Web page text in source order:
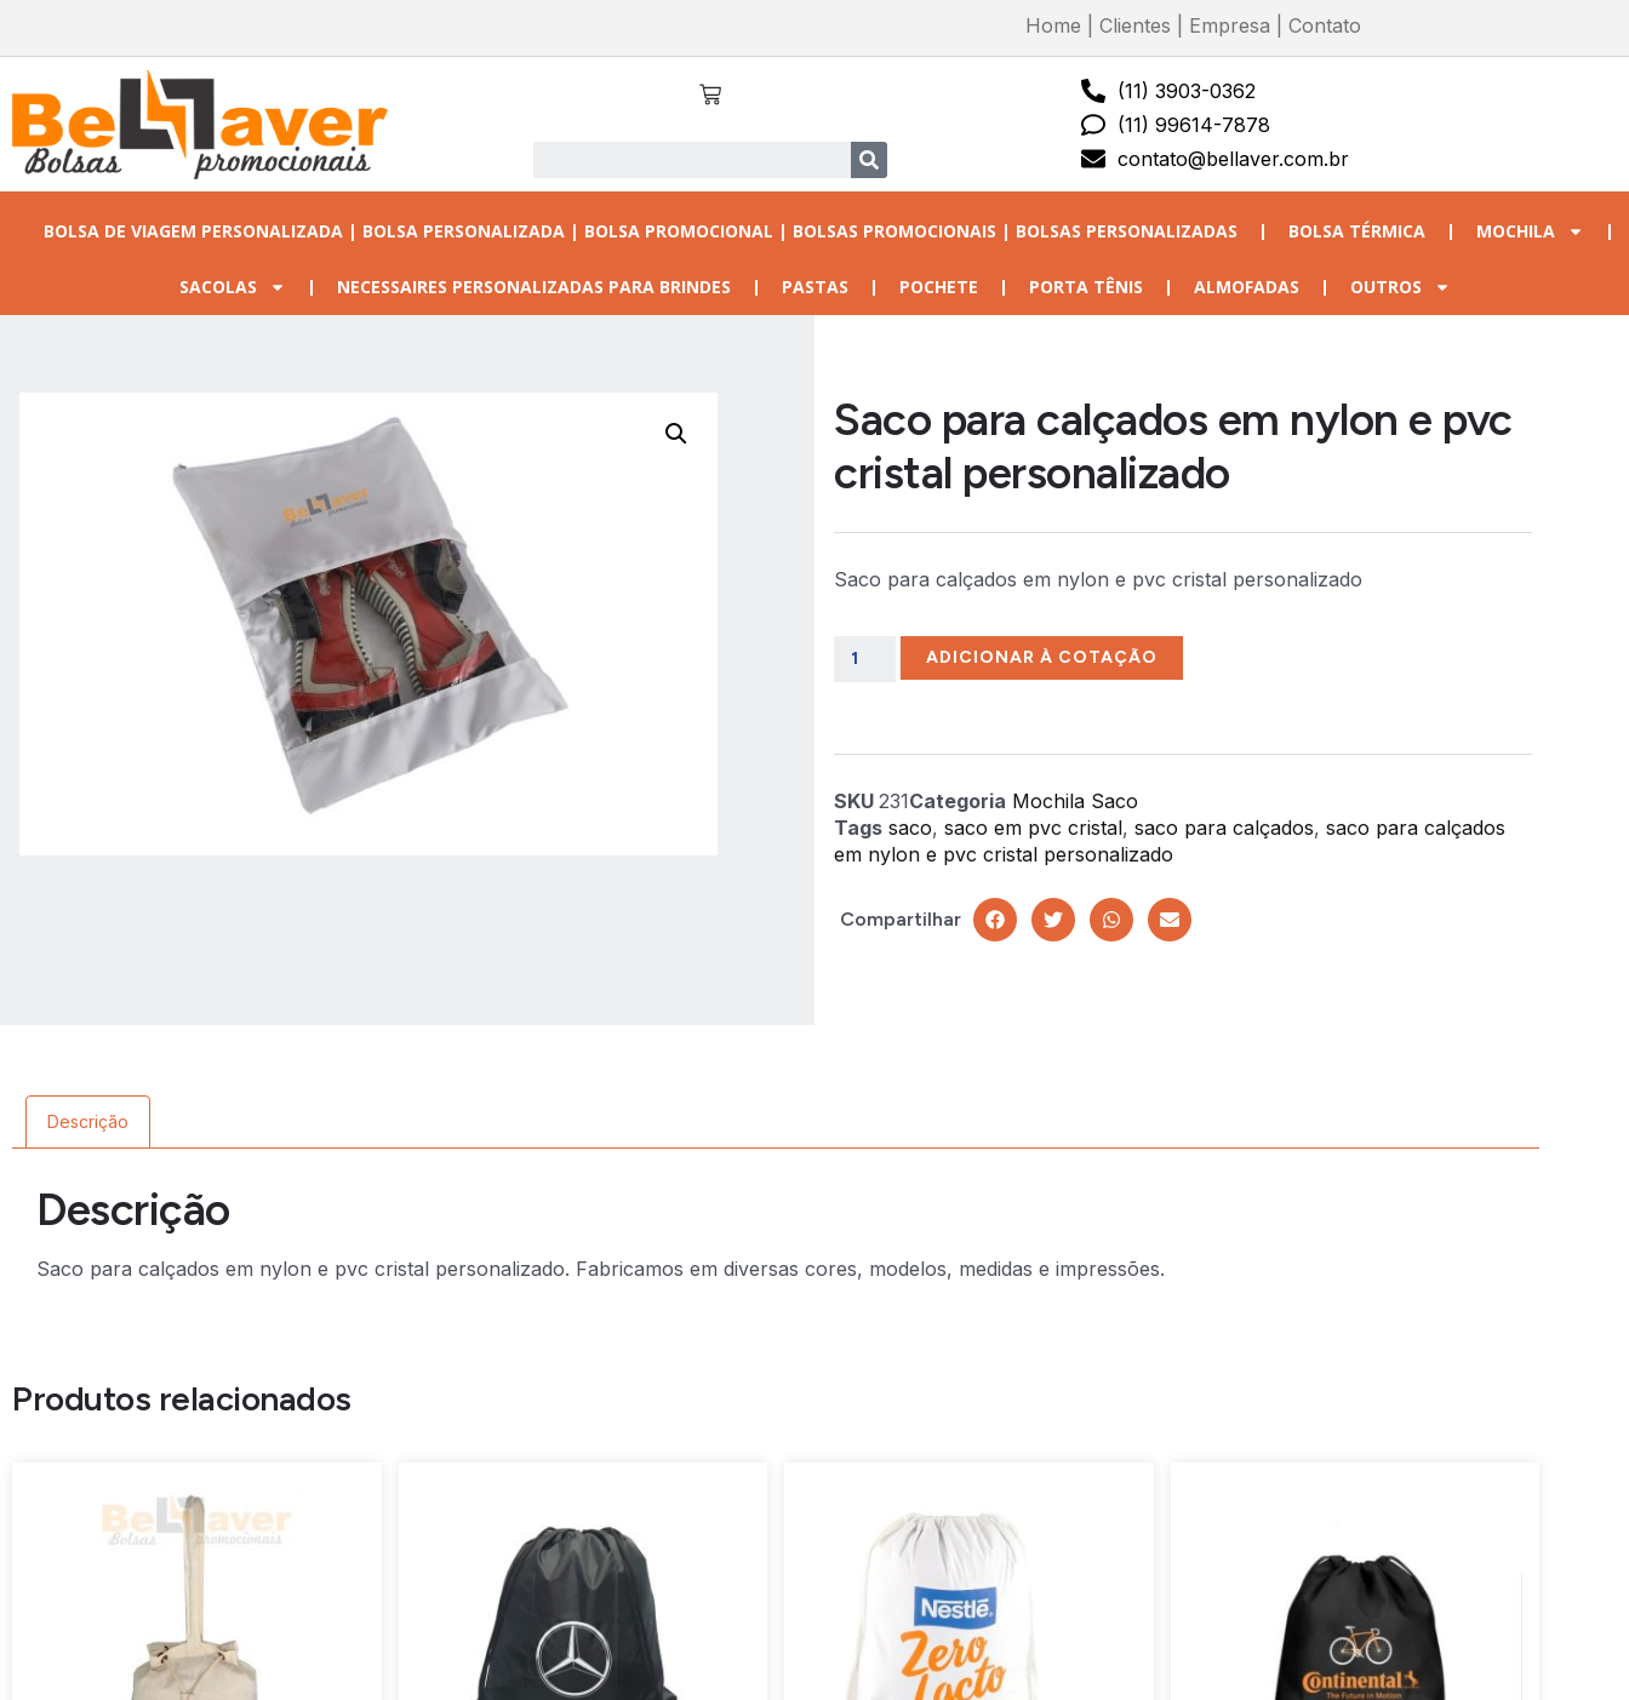
Home Clientes Empresa Contato
(11) 3903-0362
(11) 99614-7878
contato@bellaver.com.br
BOLSA DE VIAGEM PERSONALIZADA | BOLSA PERSONALIZADA | BOLSA PROMOCIONAL | BOLSAS PROMOCIONAIS | BOLSAS PERSONALIZADAS BOLSA TÉRMICA MOCHILA
SACOLAS NECESSAIRES PERSONALIZADAS PARA BRINDES PASTAS POCHETE PORTA TÊNIS ALMOFADAS OUTROS
Saco para calçados em nylon e pvc
cristal personalizado
Saco para calçados em nylon e pvc cristal personalizado
ADICIONAR À COTAÇÃO
SKU 231Categoria Mochila Saco
Tags saco, saco em pvc cristal, saco para calçados, saco para calçados
em nylon e pvc cristal personalizado
Compartilhar
Descrição
Descrição
Saco para calçados em nylon e pvc cristal personalizado. Fabricamos em diversas cores, modelos, medidas e impressões.
Produtos relacionados